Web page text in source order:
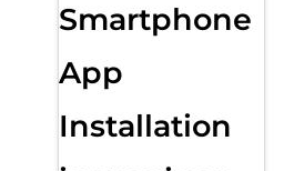
Smartphone
App
Installation